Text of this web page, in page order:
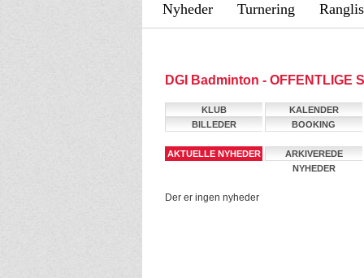
Nyheder Turnering
DGI Badminton - OFFENTLIGE
KLUB
KALENDER
BILLEDER
BOOKING
AKTUELLE NYHEDER
ARKIVEREDE
NYHEDER
Der er ingen nyheder